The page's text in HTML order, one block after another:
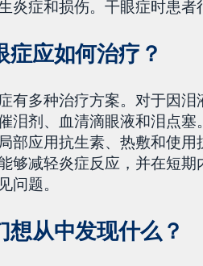
炎症和损伤。干眼症时患者
症应如何治疗？
有多种治疗方案。对于因
泪剂、血清滴眼液和泪点
部应用抗生素、热敷和使用
够减轻炎症反应，并在短
问题。
想从中发现什么？